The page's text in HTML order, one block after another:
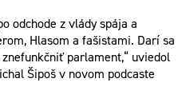
odchode z vlády spája a
Hlasom a fašistami. Darí sa
parlament,“ uviedol
Šipoš v novom podcaste